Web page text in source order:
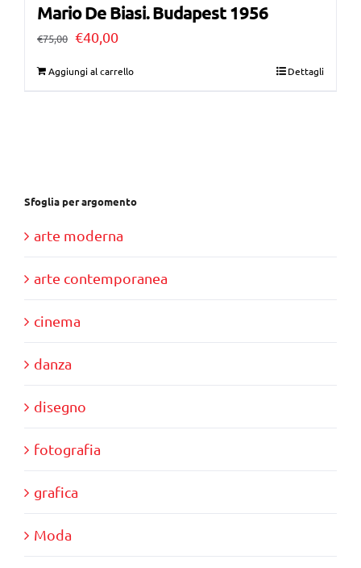
Mario De Biasi. Budapest 1956
€75,00 Il
€40,00Il
Aggiungi al carrello Dettagli
Sfoglia per argomento
arte moderna
arte contemporanea
cinema
danza
disegno
fotografia
grafica
Moda